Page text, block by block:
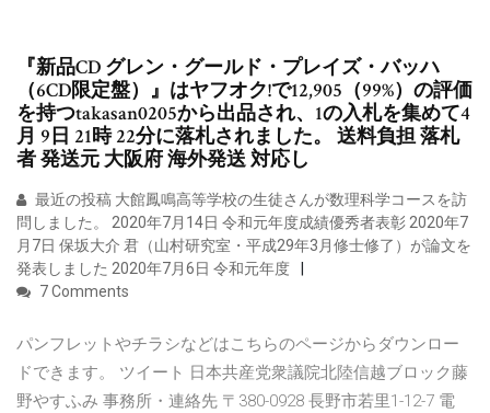
『新品CD グレン・グールド・プレイズ・バッハ
（6CD限定盤）』はヤフオク!で12,905（99%）の評価
を持つtakasan0205から出品され、1の入札を集めて4
月 9日 21時 22分に落札されました。 送料負担 落札
者 発送元 大阪府 海外発送 対応し
最近の投稿 大館鳳鳴高等学校の生徒さんが数理科学コースを訪
問しました。 2020年7月14日 令和元年度成績優秀者表彰 2020年7
月7日 保坂大介 君（山村研究室・平成29年3月修士修了）が論文を
発表しました 2020年7月6日 令和元年度
7 Comments
パンフレットやチラシなどはこちらのページからダウンロー
ドできます。 ツイート 日本共産党衆議院北陸信越ブロック藤
野やすふみ 事務所・連絡先 〒380-0928 長野市若里1-12-7 電